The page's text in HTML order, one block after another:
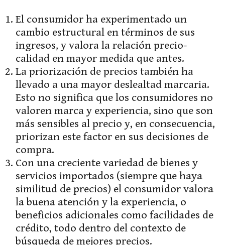
El consumidor ha experimentado un
cambio estructural en términos de sus
ingresos, y valora la relación precio-
calidad en mayor medida que antes.
La priorización de precios también ha
llevado a una mayor deslealtad marcaria.
Esto no significa que los consumidores no
valoren marca y experiencia, sino que son
más sensibles al precio y, en consecuencia,
priorizan este factor en sus decisiones de
compra.
Con una creciente variedad de bienes y
servicios importados (siempre que haya
similitud de precios) el consumidor valora
la buena atención y la experiencia, o
beneficios adicionales como facilidades de
crédito, todo dentro del contexto de
búsqueda de mejores precios.